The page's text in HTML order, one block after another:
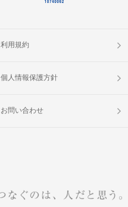
利用規約
個人情報保護方針
お問い合わせ